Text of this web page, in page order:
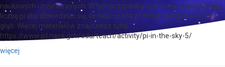
naukowych i inżynieryjnych. W tym przypadku uczniowie wykorzystają
liczbę pi aby dowiedzieć się, ile helu opada z chmur Jowisza w jego
głąb. Więcej materiałów znajdziesz tutaj:
https://www.jpl.nasa.gov/edu/teach/activity/pi-in-the-sky-5/
więcej